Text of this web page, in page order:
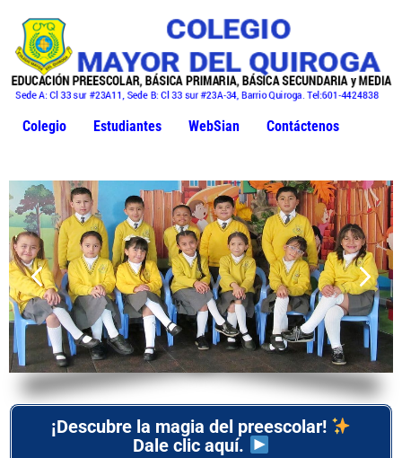
Colegio Estudiantes WebSian Contáctenos
¡Descubre la magia del preescolar!
Dale clic aquí.